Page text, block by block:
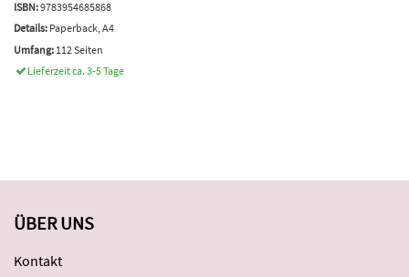
ISBN:9783954685868
Details: Paperback, A4
Umfang: 112 Seiten
Lieferzeit ca. 3-5 Tage
ÜBER UNS
Kontakt